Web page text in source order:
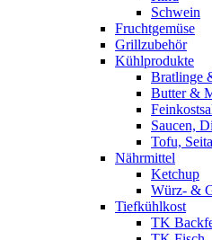
Schwein
Fruchtgemüse
Grillzubehör
Kühlprodukte
Bratlinge
Butter &
Saucen,
Tofu,
Nährmittel
Ketchup
Würz- &
Tiefkühlkost
TK